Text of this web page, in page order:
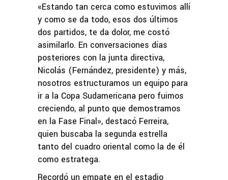
«Estando tan cerca como estuvimos allí
y como se da todo, esos dos últimos
dos partidos, te da dolor, me costó
asimilarlo. En conversaciones días
posteriores con la junta directiva,
Nicolás (Fernández, presidente) y más,
nosotros estructuramos un equipo para
ir a la Copa Sudamericana pero fuimos
creciendo, al punto que demostramos
en la Fase Final», destacó Ferreira,
quien buscaba la segunda estrella
tanto del cuadro oriental como la de él
como estratega.
Recordó un empate en el estadio